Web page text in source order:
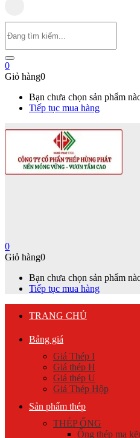
0
Giỏ hàng0
Bạn chưa chọn sản phẩm
Tiếp tục mua hàng
0
Giỏ hàng0
Bạn chưa chọn sản phẩm
Tiếp tục mua hàng
TRANG CHỦ
Bảng giá
Giá Thép I
Giá thép H
Giá thép U
Giá Thép Hộp
Sản phẩm thép
THÉP ỐNG
Ống thép mạ